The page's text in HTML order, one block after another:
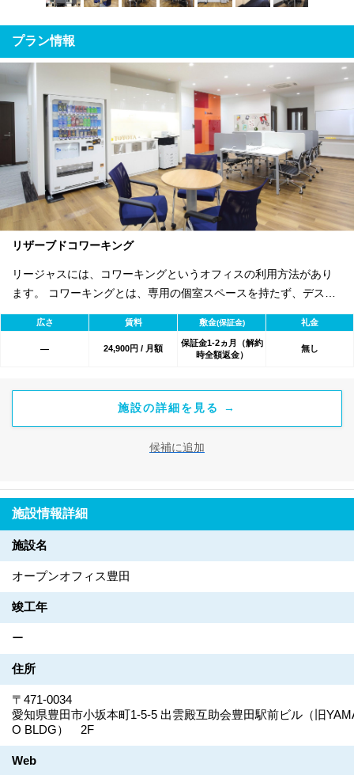
プラン情報
リザーブドコワーキング
リージャスには、コワーキングというオフィスの利用方法があり
ます。 コワーキングとは、専用の個室スペースを持たず、デスク
単位でご契約いただく共有型でオープンなオフィススペースで
す。 毎日の通常利用のほか、12ヶ月、5日間/月、10日間/月と4つ
の契約プランをご用意しています。
広さ 賃料 敷金(保証金) 礼金
― 24,900円 / 月額
保証金1-2ヵ月（解約
時全額返金）
無し
施設の詳細を見る →
候補に追加
施設情報詳細
施設名
オープンオフィス豊田
竣工年
ー
住所
〒471-0034
愛知県豊田市小坂本町1-5-5 出雲殿互助会豊田駅前ビル（旧
O BLDG） 2F
Web